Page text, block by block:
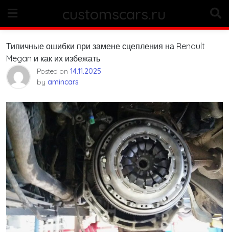
content
customscars.ru
Типичные ошибки при замене сцепления на Renault
Megan и как их избежать
Posted on 14.11.2025
by amincars